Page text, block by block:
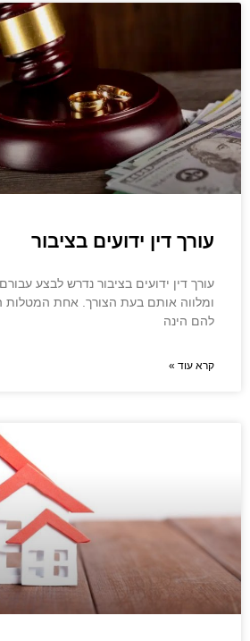
עורך דין ידועים בציבור
עורך דין ידועים בציבור נדרש לבצע
ומלווה אותם בעת הצורך. אחת המטלות
להם הינה
קרא עוד »